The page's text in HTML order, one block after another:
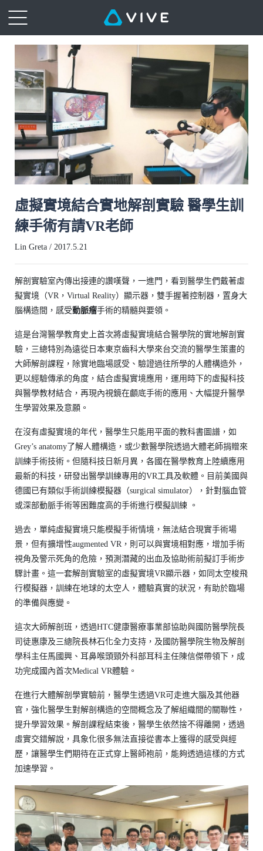
虛擬實境結合實地解剖實驗 醫學生訓
練手術有請VR老師
Lin Greta / 2017.5.21
解剖實驗室內傳出接連的讚嘆聲，一進門，看到醫學生們戴著虛
擬實境（VR，Virtual Reality）顯示器，雙手握著控制器，置身大
腦構造間，感受動脈瘤手術的精髓與要領。
這是台灣醫學教育史上首次將虛擬實境結合醫學院的實地解剖實
驗，三總特別為遠從日本東京齒科大學來台交流的醫學生策畫的
大師解剖課程，除實地臨場感受、驗證過往所學的人體構造外，
更以經驗傳承的角度，結合虛擬實境應用，運用時下的虛擬科技
與醫學教材結合，再現內視鏡在顱底手術的應用、大幅提升醫學
生學習效果及意願。
在沒有虛擬實境的年代，醫學生只能用平面的教科書圖譜，如
Grey’s anatomy了解人體構造，或少數醫學院透過大體老師捐贈來
訓練手術技術。但隨科技日新月異，各國在醫學教育上陸續應用
最新的科技，研發出醫學訓練專用的VR工具及軟體。目前美國與
德國已有類似手術訓練模擬器（surgical simulator），針對腦血管
或深部動脈手術等困難度高的手術進行模擬訓練 。
過去，單純虛擬實境只能模擬手術情境，無法結合現實手術場
景，但有擴增性augmented VR，則可以與實境相對應，增加手術
視角及警示死角的危險，預測潛藏的出血及協助術前擬訂手術步
驟計畫。這一套解剖實驗室的虛擬實境VR顯示器，如同太空梭飛
行模擬器，訓練在地球的太空人，體驗真實的狀況，有助於臨場
的準備與應變。
這次大師解剖班，透過HTC健康醫療事業部協助與國防醫學院長
司徒惠康及三總院長林石化全力支持，及國防醫學院生物及解剖
學科主任馬國興、耳鼻喉頭頸外科部耳科主任陳信傑帶領下，成
功完成國內首次Medical VR體驗。
在進行大體解剖學實驗前，醫學生透過VR可走進大腦及其他器
官，強化醫學生對解剖構造的空間概念及了解組織間的關聯性，
提升學習效果。解剖課程結束後，醫學生依然捨不得離開，透過
虛實交錯解說，具象化很多無法直接從書本上獲得的感受與經
歷，讓醫學生們期待在正式穿上醫師袍前，能夠透過這樣的方式
加速學習。